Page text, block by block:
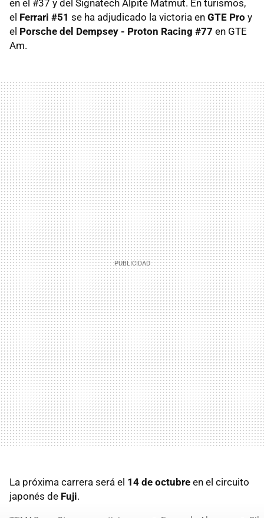
en el #37 y del Signatech Alpite Matmut. En turismos,
el Ferrari #51 se ha adjudicado la victoria en GTE Pro y
el Porsche del Dempsey - Proton Racing #77 en GTE
Am.
La próxima carrera será el 14 de octubre en el circuito
japonés de Fuji.